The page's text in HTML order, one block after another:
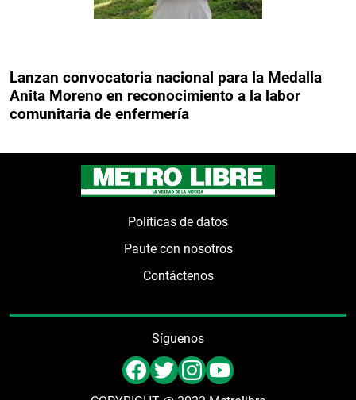
Lanzan convocatoria nacional para la Medalla
Anita Moreno en reconocimiento a la labor
comunitaria de enfermería
Políticas de datos
Paute con nosotros
Contáctenos
Síguenos